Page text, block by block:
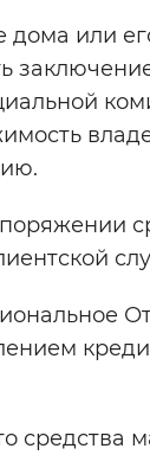
дома или
средства